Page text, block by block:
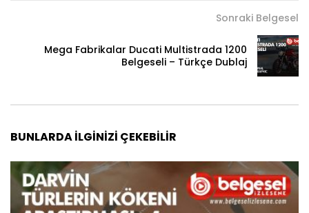
Sonraki Belgesel
Mega Fabrikalar Ducati Multistrada 1200
Belgeseli – Türkçe Dublaj
BUNLARDA İLGINIZI ÇEKEBILIR